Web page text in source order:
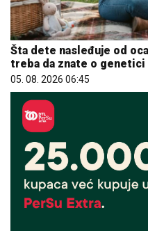
Šta dete nasleđuje od
treba da znate o genetici
05. 08. 2026 06:45